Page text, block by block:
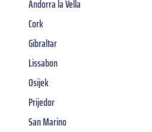
Andorra la Vella
Cork
Gibraltar
Lissabon
Osijek
Prijedor
San Marino